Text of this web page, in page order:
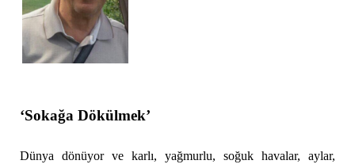
‘Sokağa Dökülmek’
Dünya dönüyor ve karlı, yağmurlu, soğuk havalar, aylar,